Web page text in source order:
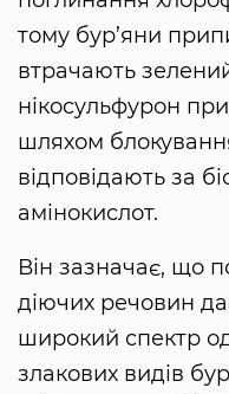
тому бур’яни
втрачають
нікосульфурон
шляхом
відповідають за
амінокислот.
Він зазначає, що
діючих речовин
широкий спектр
злакових видів